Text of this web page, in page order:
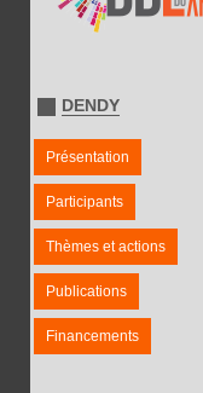
DENDY
Présentation
Participants
Thèmes et actions
Publications
Financements